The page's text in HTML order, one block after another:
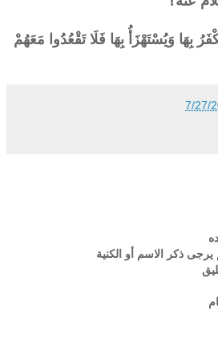
بِهَا وَيُسْتَهْزَأُ بِهَا فَلَا تَقْعُدُوا مَعَهُمْ
7/27/
ذكر الاسم أو الكنية